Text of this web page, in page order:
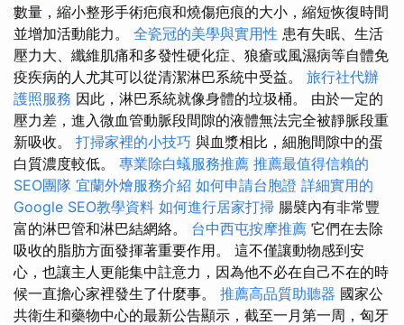
數量，縮小整形手術疤痕和燒傷疤痕的大小，縮短恢復時間
並增加活動能力。 全瓷冠的美學與實用性 患有失眠、生活
壓力大、纖維肌痛和多發性硬化症、狼瘡或風濕病等自體免
疫疾病的人尤其可以從清潔淋巴系統中受益。 旅行社代辦
護照服務 因此，淋巴系統就像身體的垃圾桶。 由於一定的
壓力差，進入微血管動脈段間隙的液體無法完全被靜脈段重
新吸收。 打掃家裡的小技巧 與血漿相比，細胞間隙中的蛋
白質濃度較低。 專業除白蟻服務推薦 推薦最值得信賴的
SEO團隊 宜蘭外燴服務介紹 如何申請台胞證 詳細實用的
Google SEO教學資料 如何進行居家打掃 腸襞內有非常豐
富的淋巴管和淋巴結網絡。 台中西屯按摩推薦 它們在去除
吸收的脂肪方面發揮著重要作用。 這不僅讓動物感到安
心，也讓主人更能集中註意力，因為他不必在自己不在的時
候一直擔心家裡發生了什麼事。 推薦高品質助聽器 國家公
共衛生和藥物中心的最新公告顯示，截至一月第一周，匈牙